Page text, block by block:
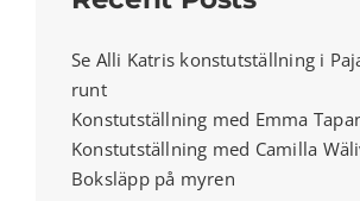
PAJALA MARKNAD
RÖMPPÄVIIKKO
OM OSS
Se Alli Katris konstutställning i
runt
Konstutställning med Emma
Konstutställning med Camilla
Boksläpp på myren